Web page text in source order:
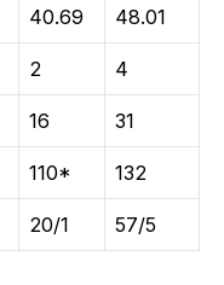
40.69 48.01
2 4
16 31
110* 132
20/1 57/5